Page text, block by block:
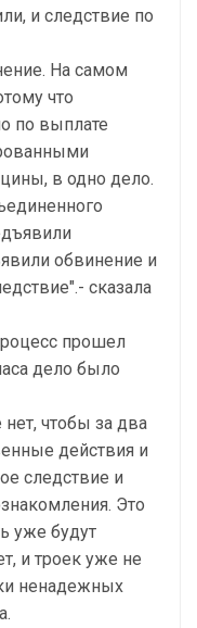
и следствие по
На самом
что
по выплате
в одно дело.
обвинение и
сказала
прошел
дело было
чтобы за два
действия и
следствие и
Это
уже будут
и троек уже не
ненадежных